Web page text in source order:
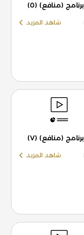
برنامج (منافع) (٥)
شاهد المزيد
برنامج (منافع) (٧)
شاهد المزيد